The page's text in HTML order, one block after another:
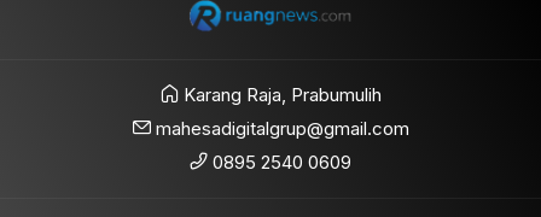
Karang Raja, Prabumulih
mahesadigitalgrup@gmail.com
0895 2540 0609